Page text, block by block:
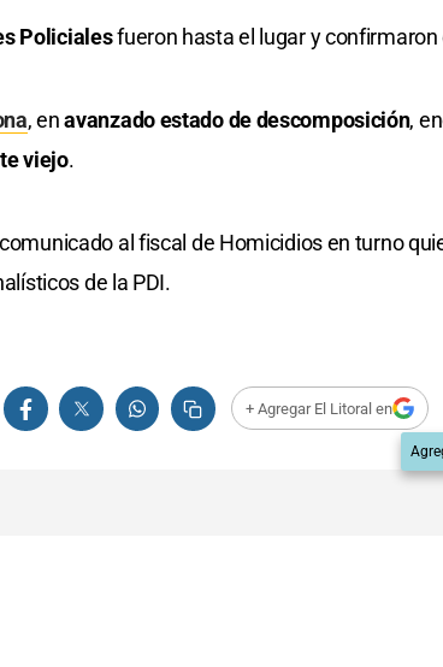
Policialesfueron hasta el lugar y confirmaron
, enavanzado estado de descomposición,
viejo.
al fiscal de Homicidios en turno
de la PDI.
+ Agregar El Litoral en